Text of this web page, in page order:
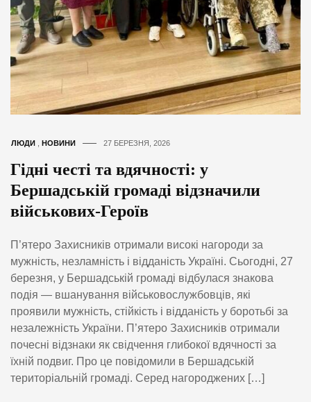
ЛЮДИ НОВИНИ 27 БЕРЕЗНЯ, 2026
Гідні честі та вдячності: у
Бершадській громаді відзначили
військових-Героїв
П’ятеро Захисників отримали високі нагороди за
мужність, незламність і відданість Україні. Сьогодні, 27
березня, у Бершадській громаді відбулася знакова
подія — вшанування військовослужбовців, які
проявили мужність, стійкість і відданість у боротьбі за
незалежність України. П’ятеро Захисників отримали
почесні відзнаки як свідчення глибокої вдячності за
їхній подвиг. Про це повідомили в Бершадській
територіальній громаді. Серед нагороджених […]